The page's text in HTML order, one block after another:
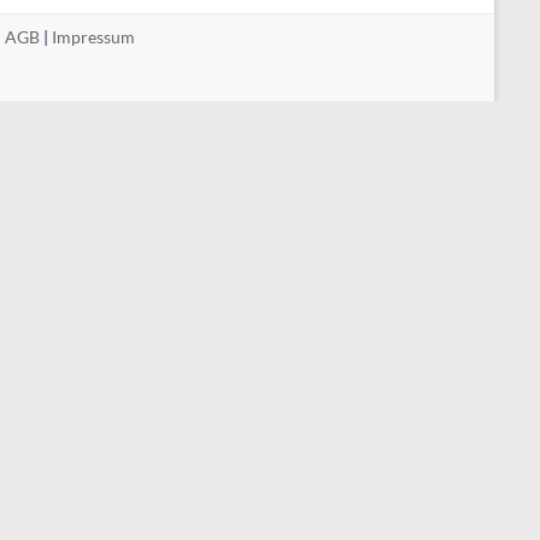
AGB | Impressum